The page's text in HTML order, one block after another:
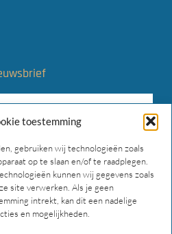
toestemming
gebruiken wij technologieën zoals
op te slaan en/of te raadplegen.
kunnen wij gegevens zoals
site verwerken. Als je geen
intrekt, kan dit een nadelige
en mogelijkheden.